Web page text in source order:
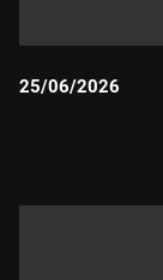
25/06/2026